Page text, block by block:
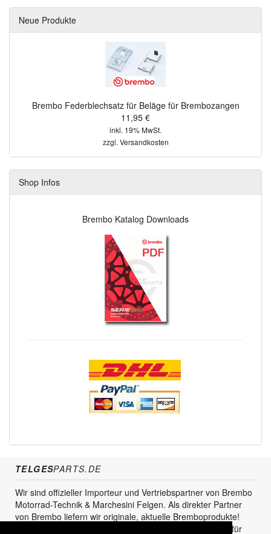
Neue Produkte
Brembo Federblechsatz für Beläge für Brembozangen
11,95 €
inkl. 19% MwSt.
zzgl. Versandkosten
Shop Infos
Brembo Katalog Downloads
TELGESPARTS.DE
Wir sind offizieller Importeur und Vertriebspartner von Brembo
Motorrad-Technik & Marchesini Felgen. Als direkter Partner
von Brembo liefern wir originale, aktuelle Bremboprodukte!
Unser Service steht sowohl für den Endkunden als auch für